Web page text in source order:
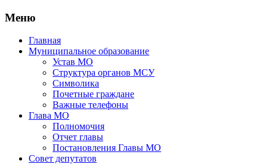
Меню
Главная
Муниципальное образование
Устав МО
Структура органов МСУ
Символика
Почетные граждане
Важные телефоны
Глава МО
Полномочия
Отчет главы
Постановления Главы МО
Совет депутатов